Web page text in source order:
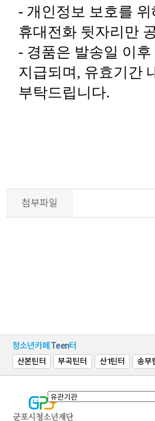
- 개인정보 보호를
휴대전화 뒷자리만
- 경품은 발송일 이후
지급되며, 유효기간
부탁드립니다.
첨부파일
청소년카페 Teen터
산본틴터 부곡틴터 산1틴터 송부